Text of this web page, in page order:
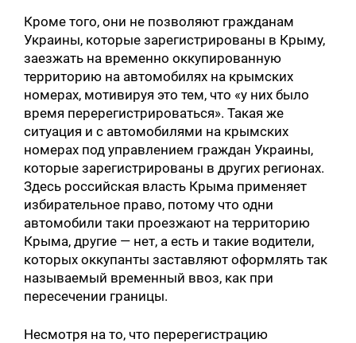
Кроме того, они не позволяют гражданам
Украины, которые зарегистрированы в Крыму,
заезжать на временно оккупированную
территорию на автомобилях на крымских
номерах, мотивируя это тем, что «у них было
время перерегистрироваться». Такая же
ситуация и с автомобилями на крымских
номерах под управлением граждан Украины,
которые зарегистрированы в других регионах.
Здесь российская власть Крыма применяет
избирательное право, потому что одни
автомобили таки проезжают на территорию
Крыма, другие — нет, а есть и такие водители,
которых оккупанты заставляют оформлять так
называемый временный ввоз, как при
пересечении границы.
Несмотря на то, что перерегистрацию